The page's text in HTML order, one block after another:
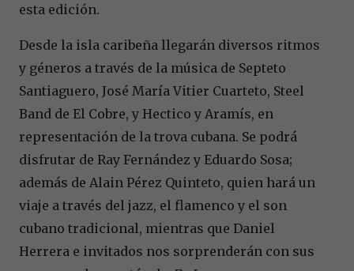
esta edición.
Desde la isla caribeña llegarán diversos ritmos
y géneros a través de la música de Septeto
Santiaguero, José María Vitier Cuarteto, Steel
Band de El Cobre, y Hectico y Aramís, en
representación de la trova cubana. Se podrá
disfrutar de Ray Fernández y Eduardo Sosa;
además de Alain Pérez Quinteto, quien hará un
viaje a través del jazz, el flamenco y el son
cubano tradicional, mientras que Daniel
Herrera e invitados nos sorprenderán con sus